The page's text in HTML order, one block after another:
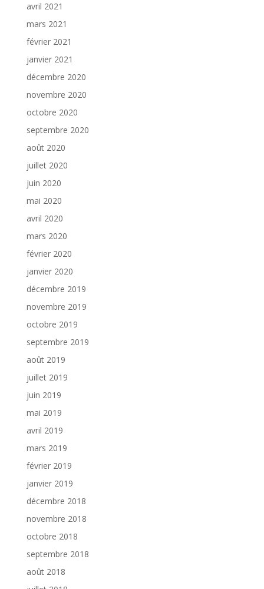
avril 2021
mars 2021
février 2021
janvier 2021
décembre 2020
novembre 2020
octobre 2020
septembre 2020
août 2020
juillet 2020
juin 2020
mai 2020
avril 2020
mars 2020
février 2020
janvier 2020
décembre 2019
novembre 2019
octobre 2019
septembre 2019
août 2019
juillet 2019
juin 2019
mai 2019
avril 2019
mars 2019
février 2019
janvier 2019
décembre 2018
novembre 2018
octobre 2018
septembre 2018
août 2018